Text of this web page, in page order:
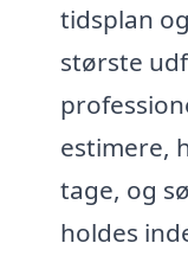
tidsplan
største
estimere,
tage, og
holdes